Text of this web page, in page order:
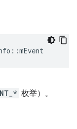
::mEvent
枚举）。